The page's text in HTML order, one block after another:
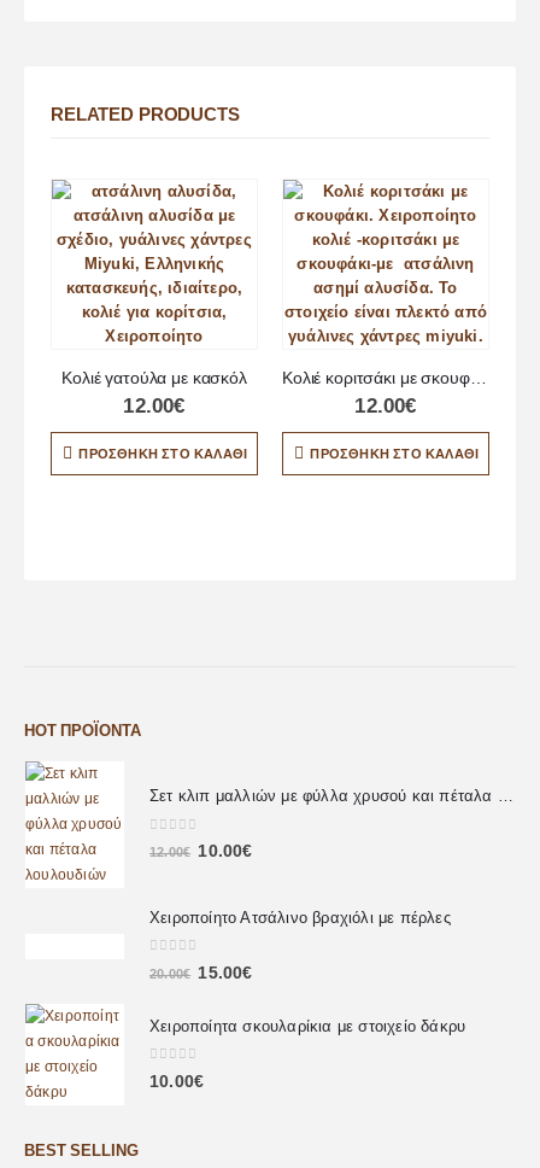
RELATED PRODUCTS
Κολιέ γατούλα με κασκόλ
12.00€
ΠΡΟΣΘΉΚΗ ΣΤΟ ΚΑΛΆΘΙ
Κολιέ κοριτσάκι με σκουφάκι
12.00€
ΠΡΟΣΘΉΚΗ ΣΤΟ ΚΑΛΆΘΙ
HOT ΠΡΟΪΌΝΤΑ
Σετ κλιπ μαλλιών με φύλλα χρυσού και πέταλα λουλουδιών
out of 5
12.00€ 10.00€
Χειροποίητο Ατσάλινο βραχιόλι με πέρλες
out of 5
20.00€ 15.00€
Χειροποίητα σκουλαρίκια με στοιχείο δάκρυ
0 out of 5
10.00€
BEST SELLING